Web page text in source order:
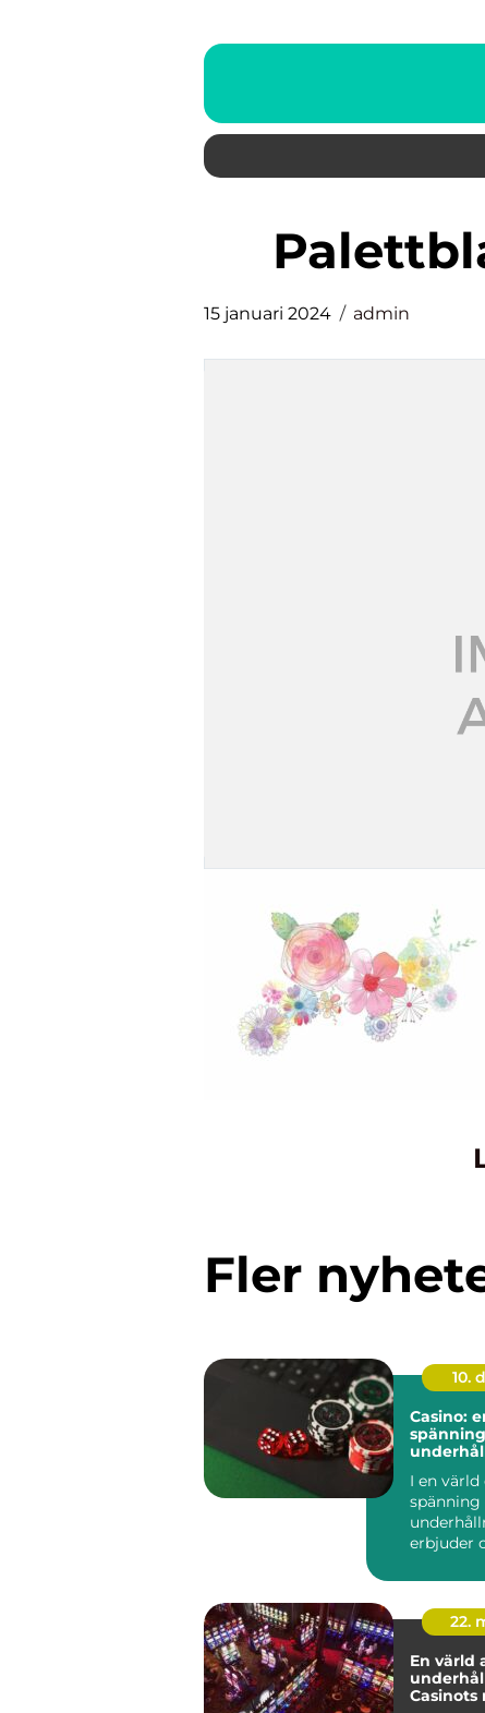
15 januari 2024 admin
Fler
10.
Casino:
I en värld
spänning
erbjuder
22.
En värld
Casinots